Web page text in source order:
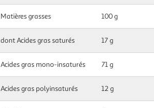
Matières grasses 100 g
dont Acides gras saturés 17 g
Acides gras mono-insaturés 71 g
Acides gras polyinsaturés 12 g